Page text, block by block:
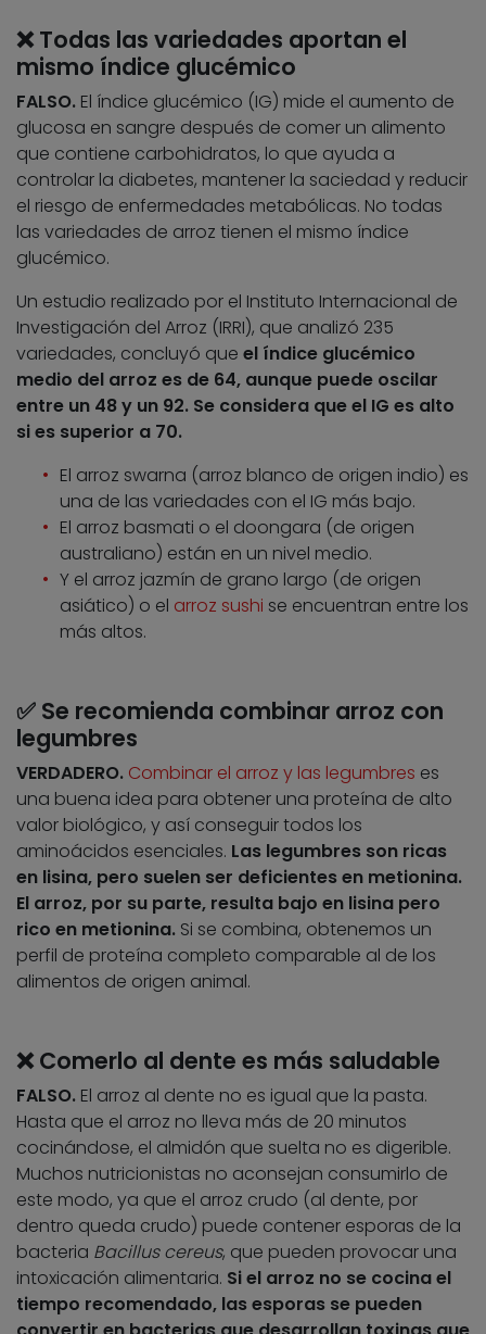
❌ Todas las variedades aportan el
mismo índice glucémico
FALSO. El índice glucémico (IG) mide el aumento de
glucosa en sangre después de comer un alimento
que contiene carbohidratos, lo que ayuda a
controlar la diabetes, mantener la saciedad y reducir
el riesgo de enfermedades metabólicas. No todas
las variedades de arroz tienen el mismo índice
glucémico.
Un estudio realizado por el Instituto Internacional de
Investigación del Arroz (IRRI), que analizó 235
variedades, concluyó que el índice glucémico
medio del arroz es de 64, aunque puede oscilar
entre un 48 y un 92. Se considera que el IG es alto
si es superior a 70.
El arroz swarna (arroz blanco de origen indio) es
una de las variedades con el IG más bajo.
El arroz basmati o el doongara (de origen
australiano) están en un nivel medio.
Y el arroz jazmín de grano largo (de origen
asiático) o el arroz sushi se encuentran entre los
más altos.
✅ Se recomienda combinar arroz con
legumbres
VERDADERO. Combinar el arroz y las legumbres es
una buena idea para obtener una proteína de alto
valor biológico, y así conseguir todos los
aminoácidos esenciales. Las legumbres son ricas
en lisina, pero suelen ser deficientes en metionina.
El arroz, por su parte, resulta bajo en lisina pero
rico en metionina. Si se combina, obtenemos un
perfil de proteína completo comparable al de los
alimentos de origen animal.
❌ Comerlo al dente es más saludable
FALSO. El arroz al dente no es igual que la pasta.
Hasta que el arroz no lleva más de 20 minutos
cocinándose, el almidón que suelta no es digerible.
Muchos nutricionistas no aconsejan consumirlo de
este modo, ya que el arroz crudo (al dente, por
dentro queda crudo) puede contener esporas de la
bacteria Bacillus cereus, que pueden provocar una
intoxicación alimentaria. Si el arroz no se cocina el
tiempo recomendado, las esporas se pueden